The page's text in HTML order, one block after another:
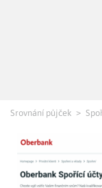
Srovnání půjček